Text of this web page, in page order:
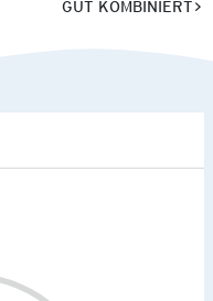
GUT KOMBINIERT